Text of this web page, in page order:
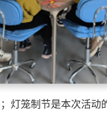
灯笼制节是本次活